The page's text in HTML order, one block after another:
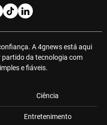
A 4gnews está aqui
da tecnologia com
e fiáveis.
Ciência
Entretenimento